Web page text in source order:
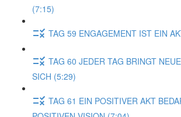
(7:15)
TAG 59 ENGAGEMENT IST EIN
TAG 60 JEDER TAG BRINGT
SICH (5:29)
TAG 61 EIN POSITIVER AKT